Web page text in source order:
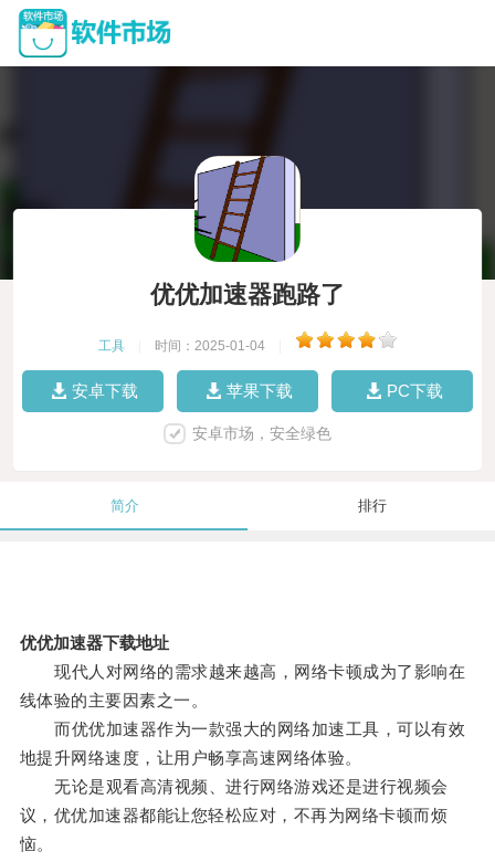
优优加速器跑路了
工具 时间：2025-01-04
安卓下载 苹果下载 PC下载
安卓市场，安全绿色
简介 排行
优优加速器下载地址
现代人对网络的需求越来越高，网络卡顿成为了影响在
线体验的主要因素之一。
而优优加速器作为一款强大的网络加速工具，可以有效
地提升网络速度，让用户畅享高速网络体验。
无论是观看高清视频、进行网络游戏还是进行视频会
议，优优加速器都能让您轻松应对，不再为网络卡顿而烦
恼。